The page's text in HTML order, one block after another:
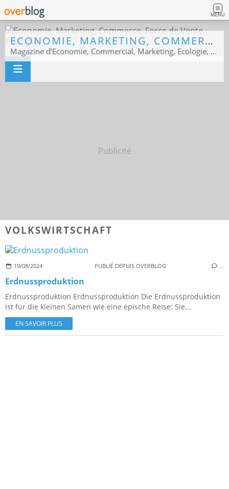
MENU
ECONOMIE, MARKETING, COMMERCE, FORCE DE VENTE, ECOLOGIE
Magazine d’Economie, Commercial, Marketing, Ecologie, Sport business
Publicité
VOLKSWIRTSCHAFT
19/08/2024 PUBLIÉ DEPUIS OVERBLOG …
Erdnussproduktion
Erdnussproduktion Erdnussproduktion Die Erdnussproduktion
ist für die kleinen Samen wie eine epische Reise: Sie...
EN SAVOIR PLUS